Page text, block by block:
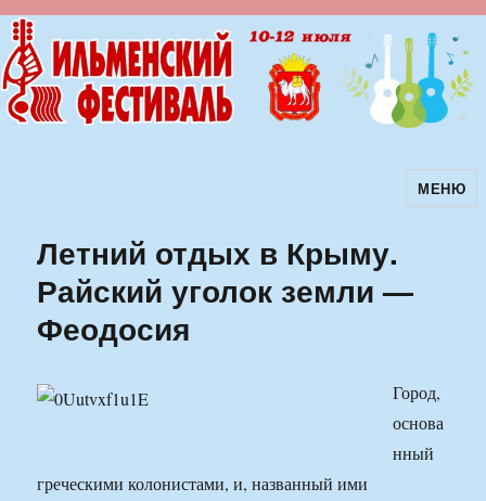
Ильменский фестиваль авторскойМЕНЮ
Летний отдых в Крыму.
Райский уголок земли —
Феодосия
Город,
основа
нный
греческими колонистами, и, названный ими